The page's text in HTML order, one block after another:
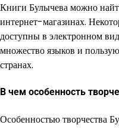
Книги Булычева можно
интернет-магазинах.
доступны в электронном
множество языков и
странах.
В чем особенность
Особенностью творчества